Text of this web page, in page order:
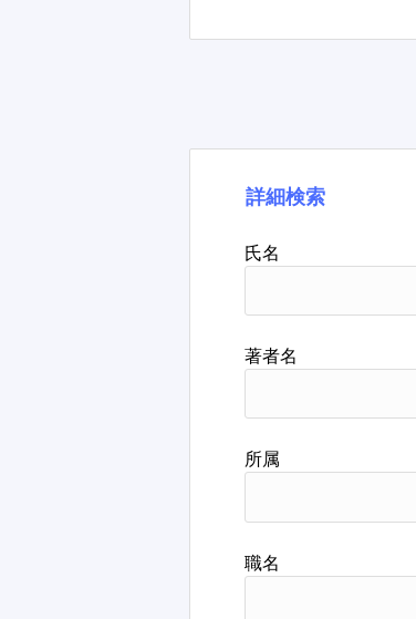
詳細検索
氏名
著者名
所属
職名